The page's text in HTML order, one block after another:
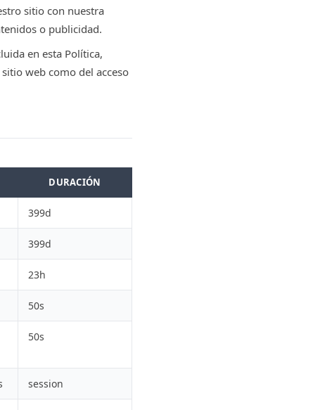
sitio con nuestra
o publicidad.
en esta Política,
web como del acceso
DURACIÓN
399d
399d
23h
50s
50s
session